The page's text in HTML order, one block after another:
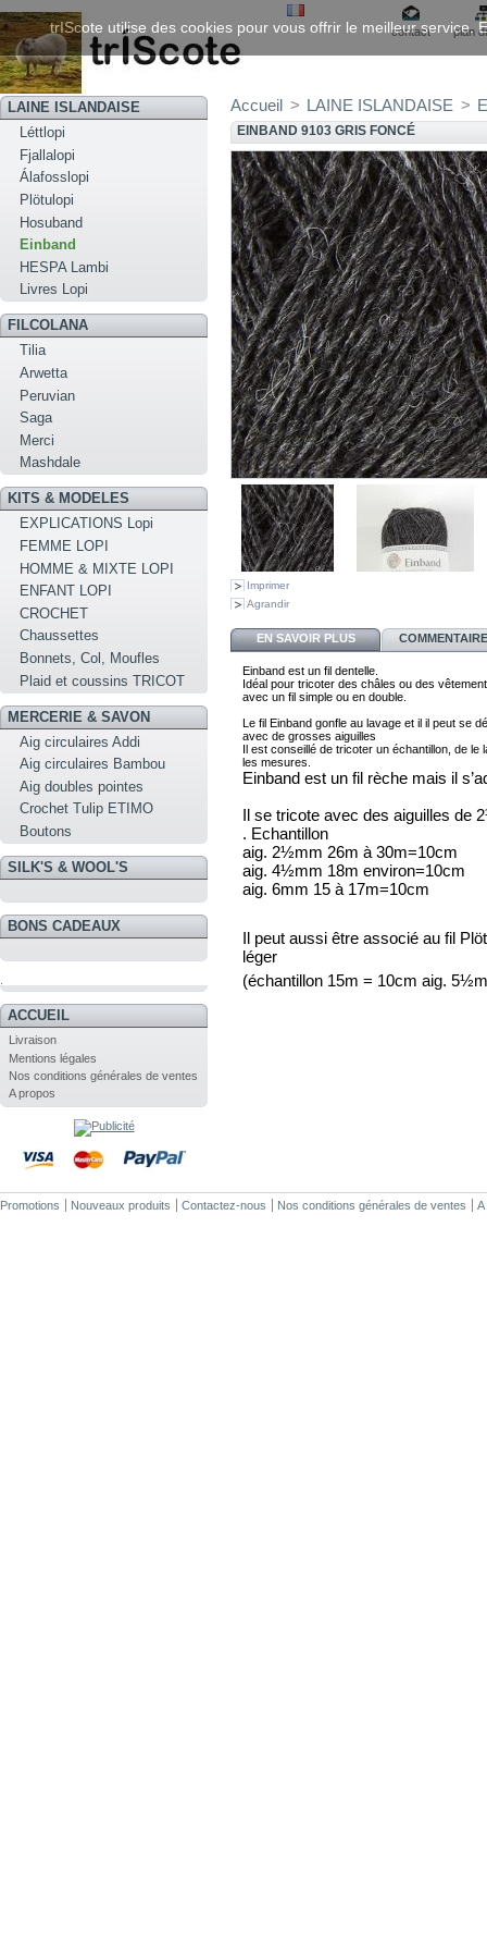
contact plan
LAINE ISLANDAISE
Léttlopi
Fjallalopi
Álafosslopi
Plötulopi
Hosuband
Einband
HESPA Lambi
Livres Lopi
FILCOLANA
Tilia
Arwetta
Peruvian
Saga
Merci
Mashdale
KITS & MODELES
EXPLICATIONS Lopi
FEMME LOPI
HOMME & MIXTE LOPI
ENFANT LOPI
CROCHET
Chaussettes
Bonnets, Col, Moufles
Plaid et coussins TRICOT
MERCERIE & SAVON
Aig circulaires Addi
Aig circulaires Bambou
Aig doubles pointes
Crochet Tulip ETIMO
Boutons
SILK'S & WOOL'S
BONS CADEAUX
ACCUEIL
Livraison
Mentions légales
Nos conditions générales de ventes
A propos
Accueil > LAINE ISLANDAISE >
EINBAND 9103 GRIS FONCÉ
Imprimer
Agrandir
EN SAVOIR PLUS
Einband est un fil dentelle.
Idéal pour tricoter des châles ou des
avec un fil simple ou en double.
Le fil Einband gonfle au lavage et il il peut se
Il est conseillé de tricoter un échantillon, de le
les mesures.
Einband est un fil rèche mais il
Il se tricote avec des aiguilles de
. Echantillon
aig. 2½mm 26m à 30m=10cm
aig. 4½mm 18m environ=10cm
aig. 6mm 15 à 17m=10cm
Il peut aussi être associé au fil
léger
(échantillon 15m = 10cm aig.
Promotions Nouveaux produits Contactez-nous Nos conditions générales de ventes A
trIScote utilise des cookies pour vous offrir le meilleur